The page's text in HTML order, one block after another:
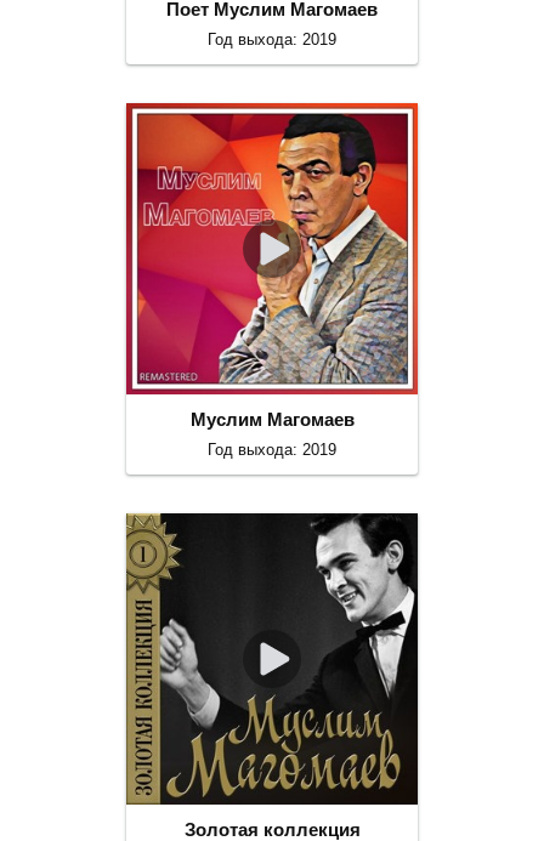
Поет Муслим Магомаев
Год выхода: 2019
Муслим Магомаев
Год выхода: 2019
Золотая коллекция